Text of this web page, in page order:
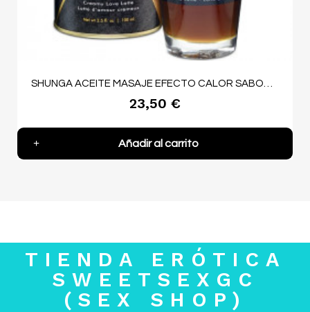
SHUNGA ACEITE MASAJE EFECTO CALOR SABOR CREAMY LOVE LATTE 100 ML
23,50 €
Añadir al carrito
TIENDA ERÓTICA
SWEETSEXGC
(SEX SHOP)